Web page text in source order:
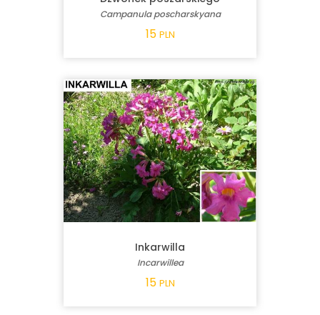
Campanula poscharskyana
15 PLN
Inkarwilla
Incarwillea
15 PLN